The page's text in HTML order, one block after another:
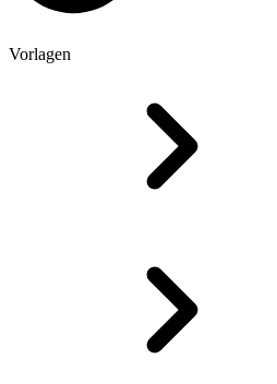
Vorlagen